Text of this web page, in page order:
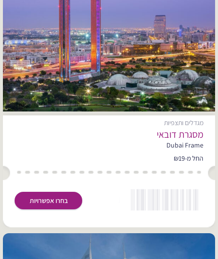
מגדלים ותצפיות
מסגרת דובאי
Dubai Frame
החל מ-₪19
בחרו אפשרויות